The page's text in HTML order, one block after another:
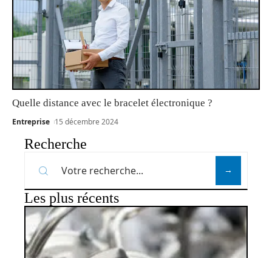
Quelle distance avec le bracelet électronique ?
Entreprise 15 décembre 2024
Recherche
Les plus récents